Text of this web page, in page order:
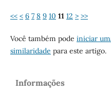
<< < 6 7 8 9 10 11 12 > >>
Você também pode iniciar
similaridade para este artigo.
Informações